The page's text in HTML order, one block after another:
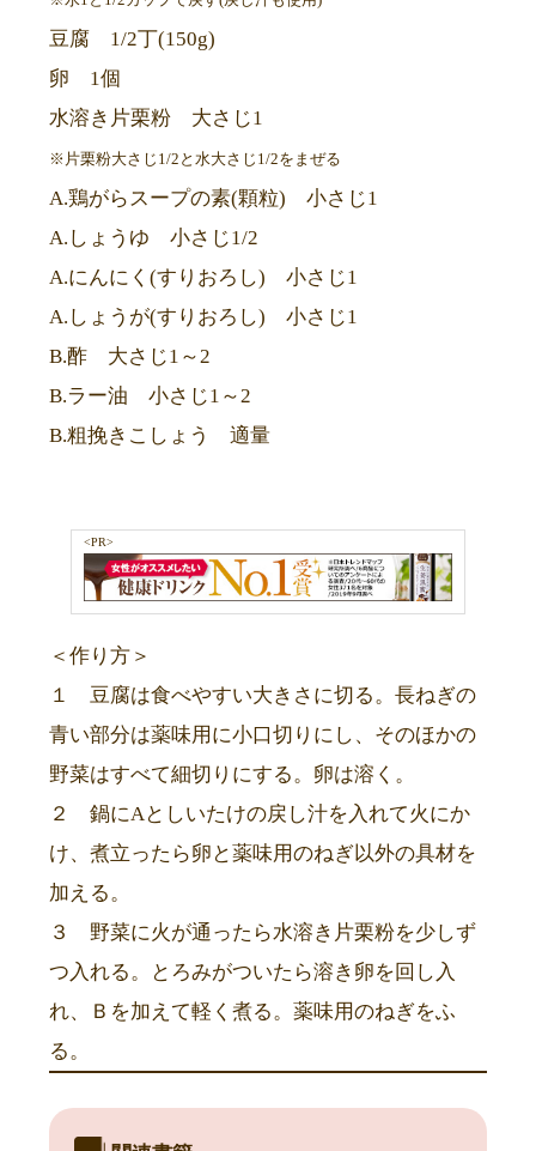
豆腐 1/2丁(150g)
卵 1個
水溶き片栗粉 大さじ1
※片栗粉大さじ1/2と水大さじ1/2をまぜる
A.鶏がらスープの素(顆粒) 小さじ1
A.しょうゆ 小さじ1/2
A.にんにく(すりおろし) 小さじ1
A.しょうが(すりおろし) 小さじ1
B.酢 大さじ1～2
B.ラー油 小さじ1～2
B.粗挽きこしょう 適量
<PR>
＜作り方＞
１ 豆腐は食べやすい大きさに切る。長ねぎの
青い部分は薬味用に小口切りにし、そのほかの
野菜はすべて細切りにする。卵は溶く。
２ 鍋にAとしいたけの戻し汁を入れて火にか
け、煮立ったら卵と薬味用のねぎ以外の具材を
加える。
３ 野菜に火が通ったら水溶き片栗粉を少しず
つ入れる。とろみがついたら溶き卵を回し入
れ、Ｂを加えて軽く煮る。薬味用のねぎをふ
る。